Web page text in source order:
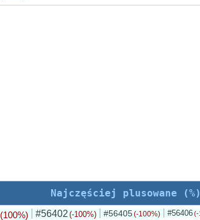
Najczęściej plusowane
(100%) #56402 (-100%) #56405(-100%) #56406 (-